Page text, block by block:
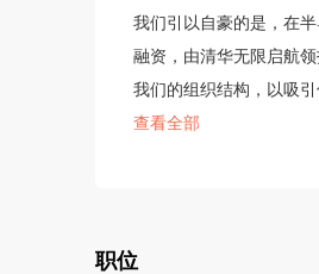
我们引以自豪的是，在
融资，由清华无限启航
我们的组织结构，以吸
北京晶飞半导体有限公
查看全部
职位